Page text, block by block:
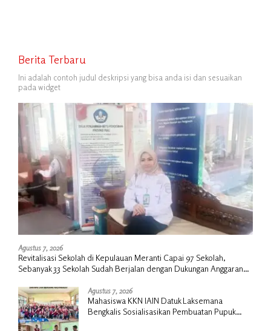
Berita Terbaru
Ini adalah contoh judul deskripsi yang bisa anda isi dan sesuaikan
pada widget
Agustus 7, 2026
Revitalisasi Sekolah di Kepulauan Meranti Capai 97 Sekolah,
Sebanyak 33 Sekolah Sudah Berjalan dengan Dukungan Anggaran
Agustus 7, 2026
Mahasiswa KKN IAIN Datuk Laksemana
Bengkalis Sosialisasikan Pembuatan Pupuk